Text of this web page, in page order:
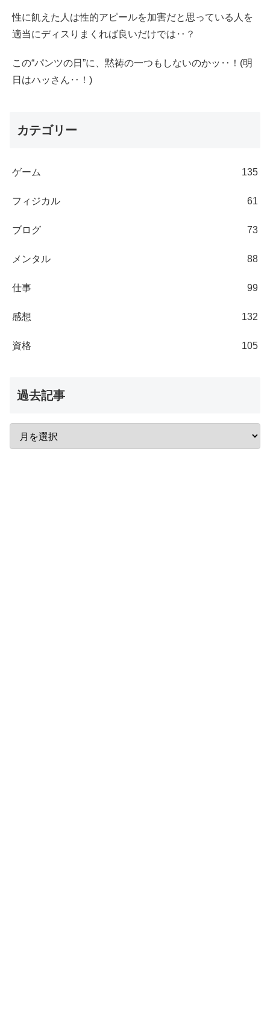
性に飢えた人は性的アピールを加害だと思っている人を
適当にディスりまくれば良いだけでは‥？
この“パンツの日”に、黙祷の一つもしないのかッ‥！(明
日はハッさん‥！)
カテゴリー
ゲーム 135
フィジカル 61
ブログ 73
メンタル 88
仕事 99
感想 132
資格 105
過去記事